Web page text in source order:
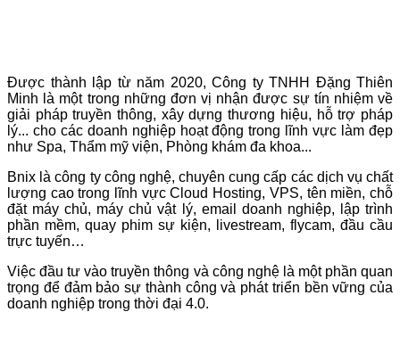
Được thành lập từ năm 2020, Công ty TNHH Đặng Thiên
Minh là một trong những đơn vị nhận được sự tín nhiệm về
giải pháp truyền thông, xây dựng thương hiệu, hỗ trợ pháp
lý... cho các doanh nghiệp hoạt động trong lĩnh vực làm đẹp
như Spa, Thẩm mỹ viện, Phòng khám đa khoa...
Bnix là công ty công nghệ, chuyên cung cấp các dịch vụ chất
lượng cao trong lĩnh vực Cloud Hosting, VPS, tên miền, chỗ
đặt máy chủ, máy chủ vật lý, email doanh nghiệp, lập trình
phần mềm, quay phim sự kiện, livestream, flycam, đầu cầu
trực tuyến…
Việc đầu tư vào truyền thông và công nghệ là một phần quan
trọng để đảm bảo sự thành công và phát triển bền vững của
doanh nghiệp trong thời đại 4.0.